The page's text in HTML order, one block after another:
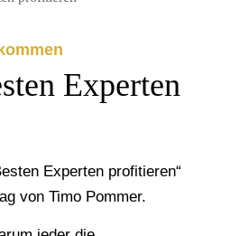
Experten
Experten profitieren“
von Timo Pommer.